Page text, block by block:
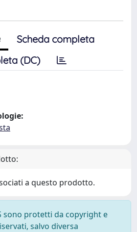
Scheda completa
(DC)
a questo prodotto.
sono protetti da copyright e
salvo diversa